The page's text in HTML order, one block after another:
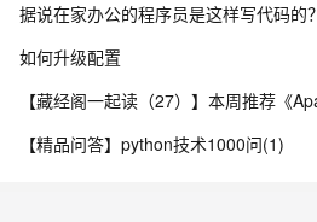
据说在家办公的程序员是这样写代码的？
如何升级配置
【精品问答】python技术1000问(1)